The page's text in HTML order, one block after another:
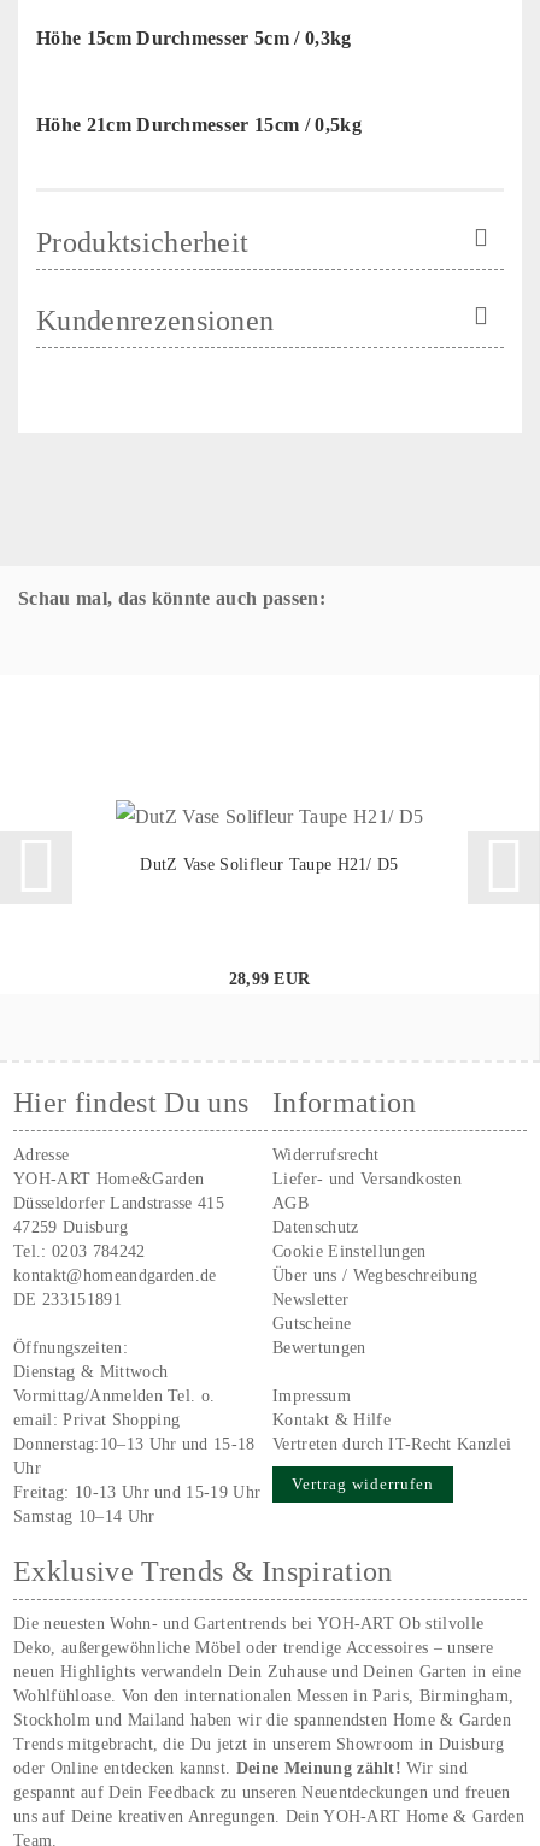
Höhe 15cm Durchmesser 5cm / 0,3kg
Höhe 21cm Durchmesser 15cm / 0,5kg
Produktsicherheit
Kundenrezensionen
Schau mal, das könnte auch passen:
DutZ Vase Solifleur Taupe H21/ D5
28,99 EUR
Hier findest Du uns
Adresse
YOH-ART Home&Garden
Düsseldorfer Landstrasse 415
47259 Duisburg
Tel.:0203 784242
kontakt@homeandgarden.de
DE 233151891
Öffnungszeiten:
Dienstag & Mittwoch
Vormittag/Anmelden Tel. o.
email:Privat Shopping
Donnerstag:10–13 Uhr und 15-18
Uhr
Freitag: 10-13 Uhr und 15-19 Uhr
Samstag 10–14 Uhr
Information
Widerrufsrecht
Liefer- und Versandkosten
AGB
Datenschutz
Cookie Einstellungen
Über uns / Wegbeschreibung
Newsletter
Gutscheine
Bewertungen
Impressum
Kontakt & Hilfe
Vertreten durch IT-Recht Kanzlei
Vertrag widerrufen
Exklusive Trends & Inspiration
Die neuesten Wohn- und Gartentrends bei YOH‑ART Ob stilvolle
Deko, außergewöhnliche Möbel oder trendige Accessoires – unsere
neuen Highlights verwandeln Dein Zuhause und Deinen Garten in eine
Wohlfühloase. Von den internationalen Messen in Paris, Birmingham,
Stockholm und Mailand haben wir die spannendsten Home & Garden
Trends mitgebracht, die Du jetzt in unserem Showroom in Duisburg
oder Online entdecken kannst. Deine Meinung zählt!Wir sind
gespannt auf Dein Feedback zu unseren Neuentdeckungen und freuen
uns auf Deine kreativen Anregungen. Dein YOH‑ART Home & Garden
Team.